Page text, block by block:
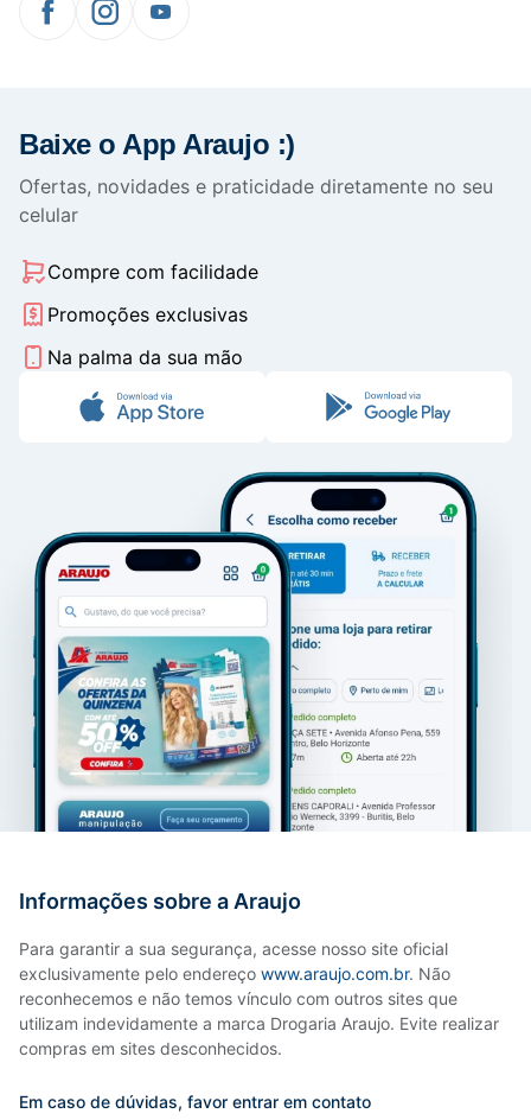
Baixe o App Araujo :)
Ofertas, novidades e praticidade diretamente no seu
celular
Compre com facilidade
Promoções exclusivas
Na palma da sua mão
Informações sobre a Araujo
Para garantir a sua segurança, acesse nosso site oficial
exclusivamente pelo endereço www.araujo.com.br. Não
reconhecemos e não temos vínculo com outros sites que
utilizam indevidamente a marca Drogaria Araujo. Evite realizar
compras em sites desconhecidos.
Em caso de dúvidas, favor entrar em contato